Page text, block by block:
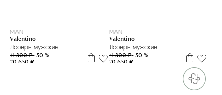
MAN
Valentino
Лоферы мужские
41 300 ₽- 50 %
20 650 ₽
MAN
Valentino
Лоферы мужские
41 300 ₽- 50 %
20 650 ₽